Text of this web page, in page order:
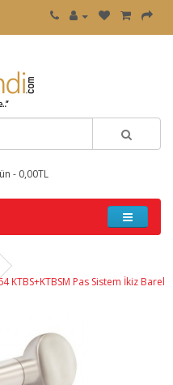
- 0,00TL
KTBS+KTBSM Pas Sistem İkiz Barel